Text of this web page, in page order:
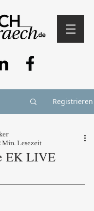
Registrieren
EK LIVE
Min. Lesezeit